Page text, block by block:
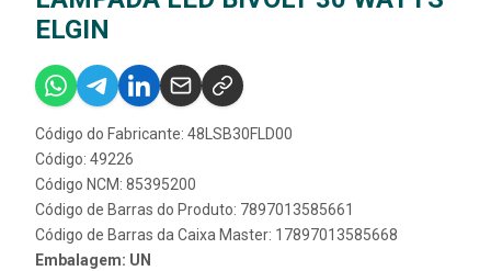
ELGIN
Código do Fabricante: 48LSB30FLD00
Código: 49226
Código NCM: 85395200
Código de Barras do Produto: 7897013585661
Código de Barras da Caixa Master: 17897013585668
Embalagem: UN